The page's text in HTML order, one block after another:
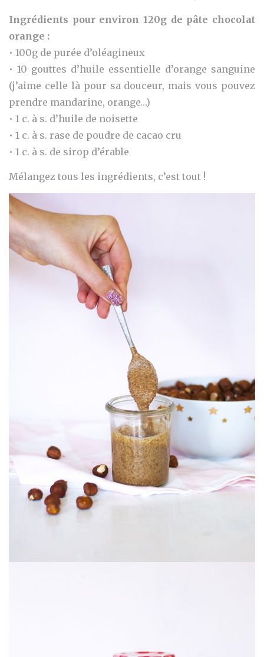
Ingrédients pour environ 120g de pâte chocolat
orange :
• 100g de purée d’oléagineux
• 10 gouttes d’huile essentielle d’orange sanguine
(j’aime celle là pour sa douceur, mais vous pouvez
prendre mandarine, orange…)
• 1 c. à s. d’huile de noisette
• 1 c. à s. rase de poudre de cacao cru
• 1 c. à s. de sirop d’érable
Mélangez tous les ingrédients, c’est tout !